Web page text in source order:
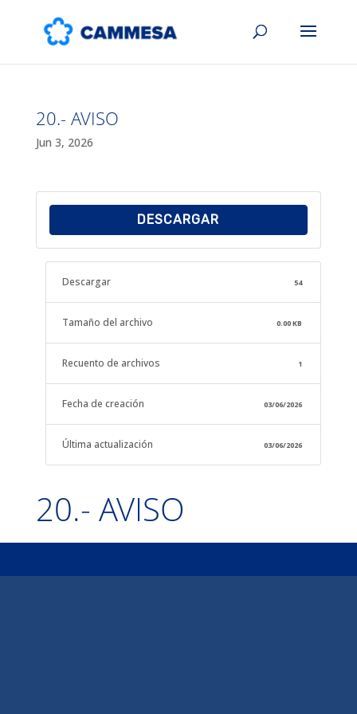
20.- AVISO
Jun 3, 2026
DESCARGAR
Descargar 54
Tamaño del archivo 0.00 KB
Recuento de archivos 1
Fecha de creación 03/06/2026
Última actualización 03/06/2026
20.- AVISO